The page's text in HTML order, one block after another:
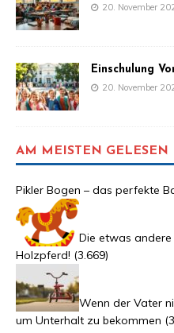
20. November
Einschulung
20. November
AM MEISTEN GELESEN
Pikler Bogen – das perfekte
Die etwas
Holzpferd! (3.669)
Wenn der Vater
um Unterhalt zu bekommen